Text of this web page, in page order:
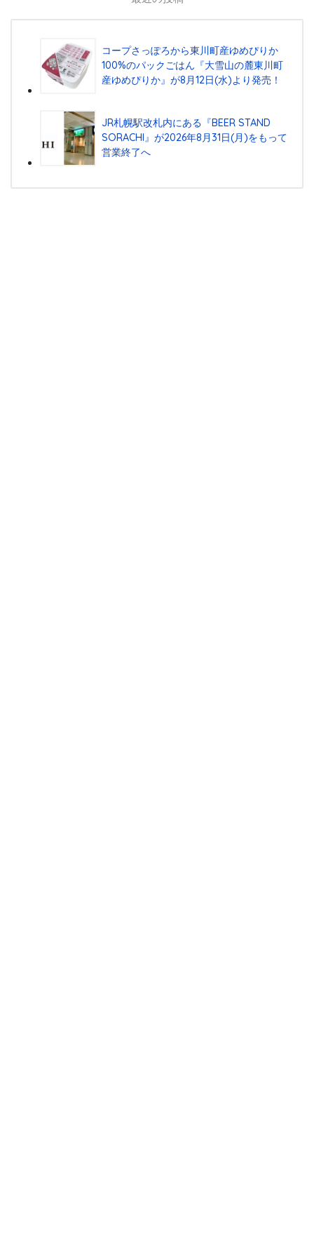
コープさっぽろから東川町産ゆめぴりか
100%のパックごはん『⼤雪⼭の麓東川町
産ゆめぴりか』が8⽉12⽇(⽔)より発売！
JR札幌駅改札内にある『BEER STAND
SORACHI』が2026年8月31日(月)をもって
営業終了へ